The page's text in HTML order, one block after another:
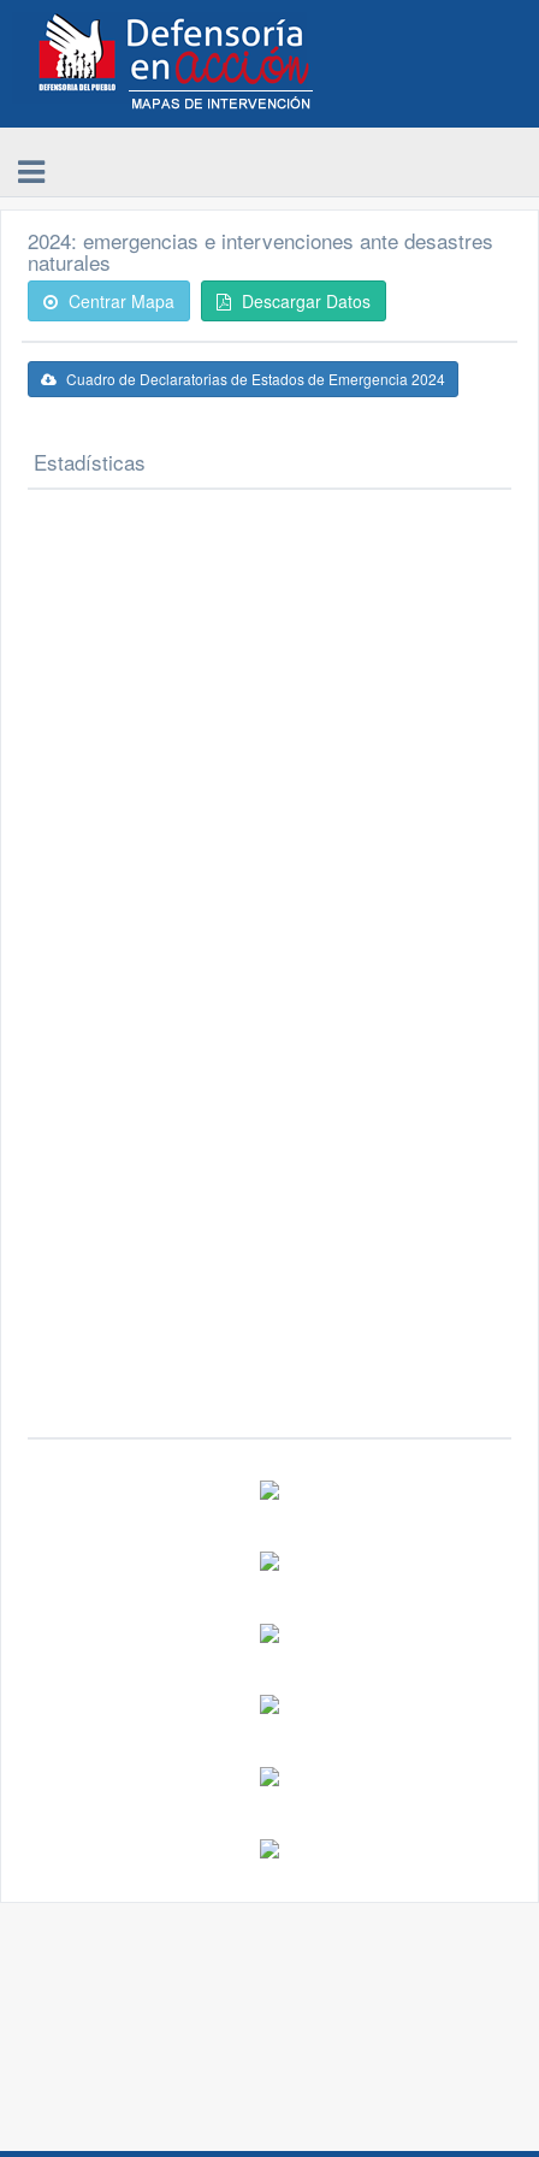
2024: emergencias e intervenciones ante desastres
naturales
Centrar Mapa Descargar Datos
Cuadro de Declaratorias de Estados de Emergencia 2024
Estadísticas